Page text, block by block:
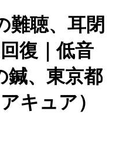
難聴、耳閉
復｜低音
鍼、東京都
キュア）